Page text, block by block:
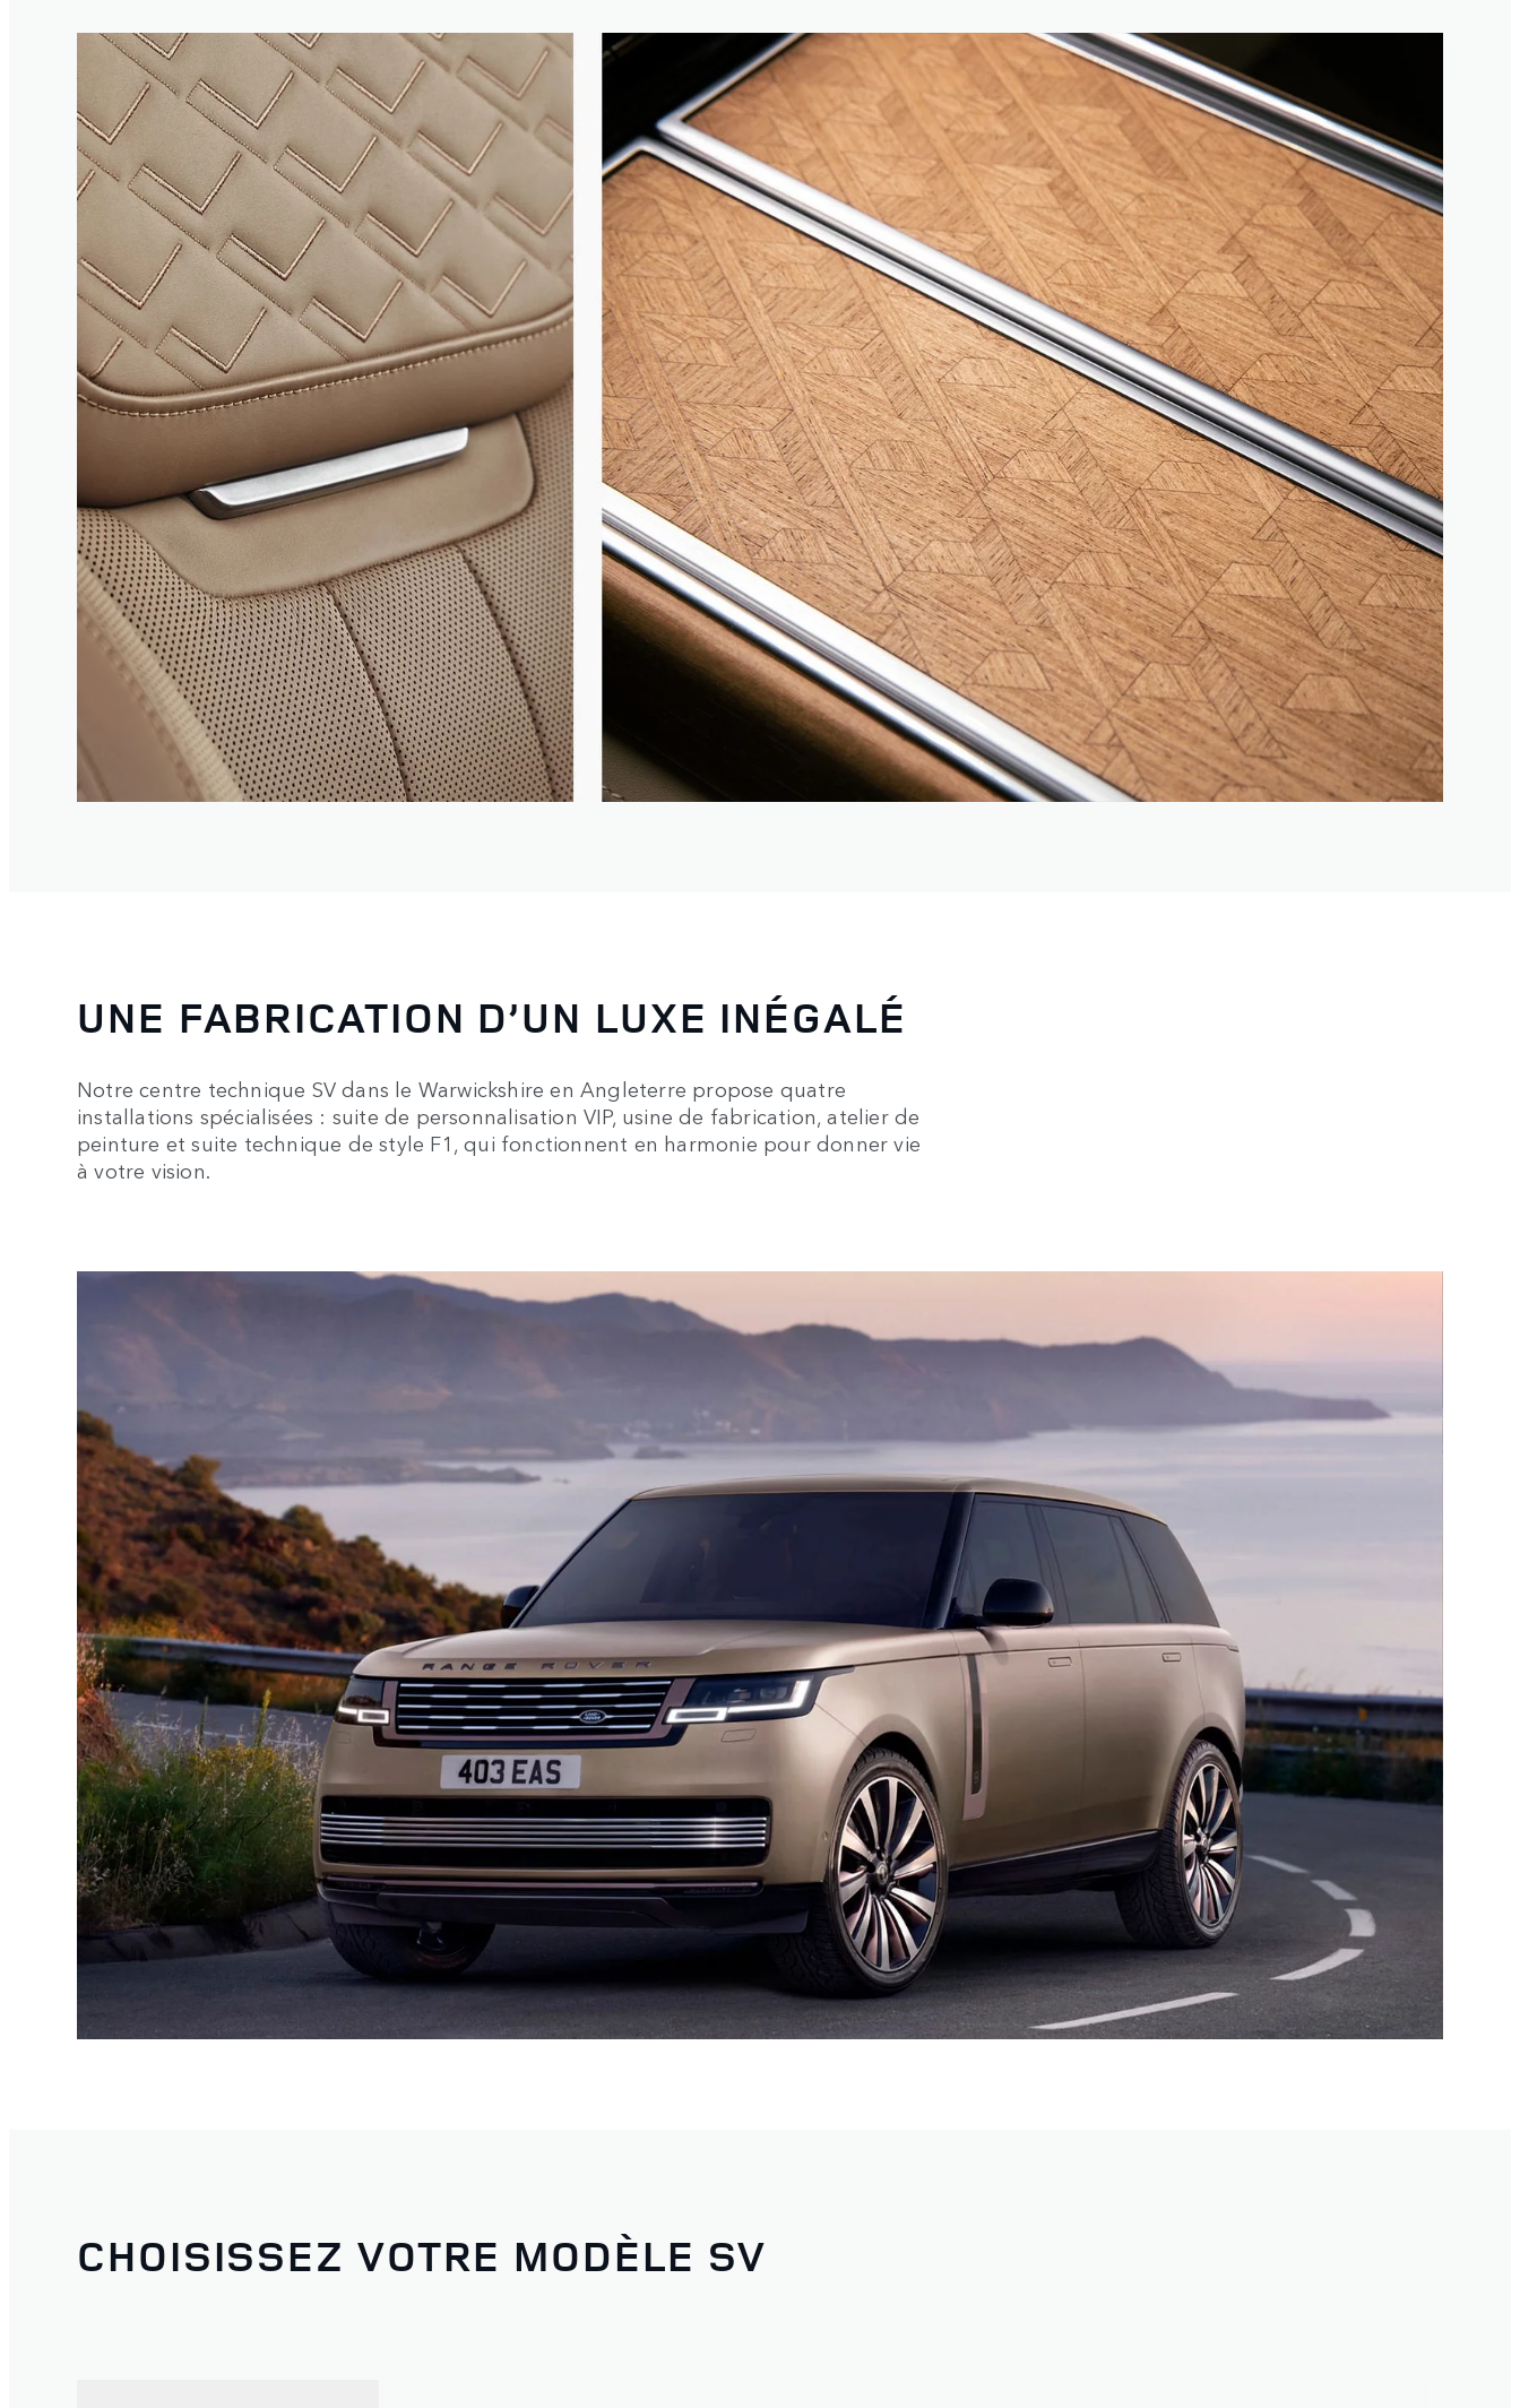
UNE FABRICATION D’UN LUXE INÉGALÉ
Notre centre technique SV dans le Warwickshire en Angleterre propose quatre
installations spécialisées : suite de personnalisation VIP, usine de fabrication, atelier de
peinture et suite technique de style F1, qui fonctionnent en harmonie pour donner vie
à votre vision.
CHOISISSEZ VOTRE MODÈLE SV